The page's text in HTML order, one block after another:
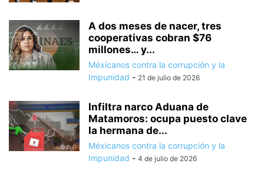
A dos meses de nacer, tres
cooperativas cobran $76
millones… y...
Méxicanos contra la corrupción y la
Impunidad - 21 de julio de 2026
Infiltra narco Aduana de
Matamoros: ocupa puesto clave
la hermana de...
Méxicanos contra la corrupción y la
Impunidad - 4 de julio de 2026